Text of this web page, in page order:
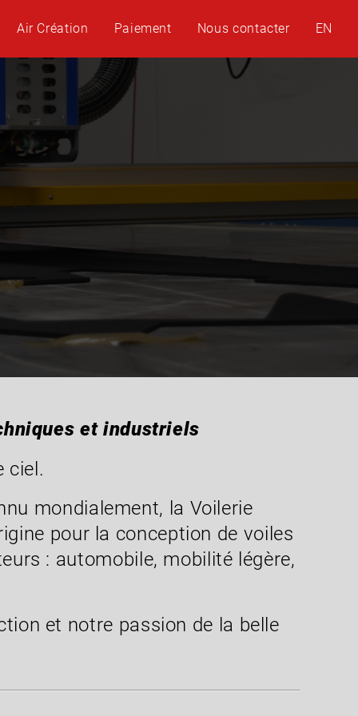
Air Création Paiement Nous contacter EN
et industriels
ciel.
mondialement, la Voilerie
pour la conception de voiles
: automobile, mobilité légère,
et notre passion de la belle